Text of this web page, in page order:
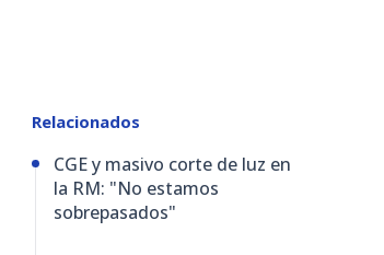
Relacionados
CGE y masivo corte de luz en
la RM: "No estamos
sobrepasados"